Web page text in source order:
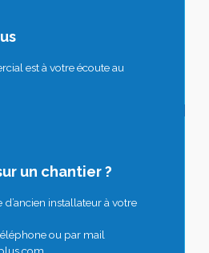
est à votre écoute au
un chantier ?
installateur à votre
ou par mail